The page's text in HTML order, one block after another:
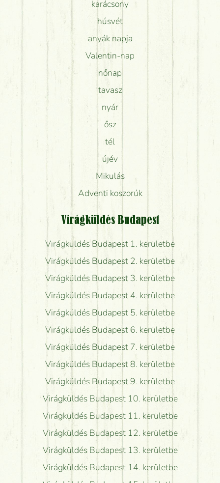
karácsony
húsvét
anyák napja
Valentin-nap
nőnap
tavasz
nyár
ősz
tél
újév
Mikulás
Adventi koszorúk
Virágküldés Budapest
Virágküldés Budapest 1. kerületbe
Virágküldés Budapest 2. kerületbe
Virágküldés Budapest 3. kerületbe
Virágküldés Budapest 4. kerületbe
Virágküldés Budapest 5. kerületbe
Virágküldés Budapest 6. kerületbe
Virágküldés Budapest 7. kerületbe
Virágküldés Budapest 8. kerületbe
Virágküldés Budapest 9. kerületbe
Virágküldés Budapest 10. kerületbe
Virágküldés Budapest 11. kerületbe
Virágküldés Budapest 12. kerületbe
Virágküldés Budapest 13. kerületbe
Virágküldés Budapest 14. kerületbe